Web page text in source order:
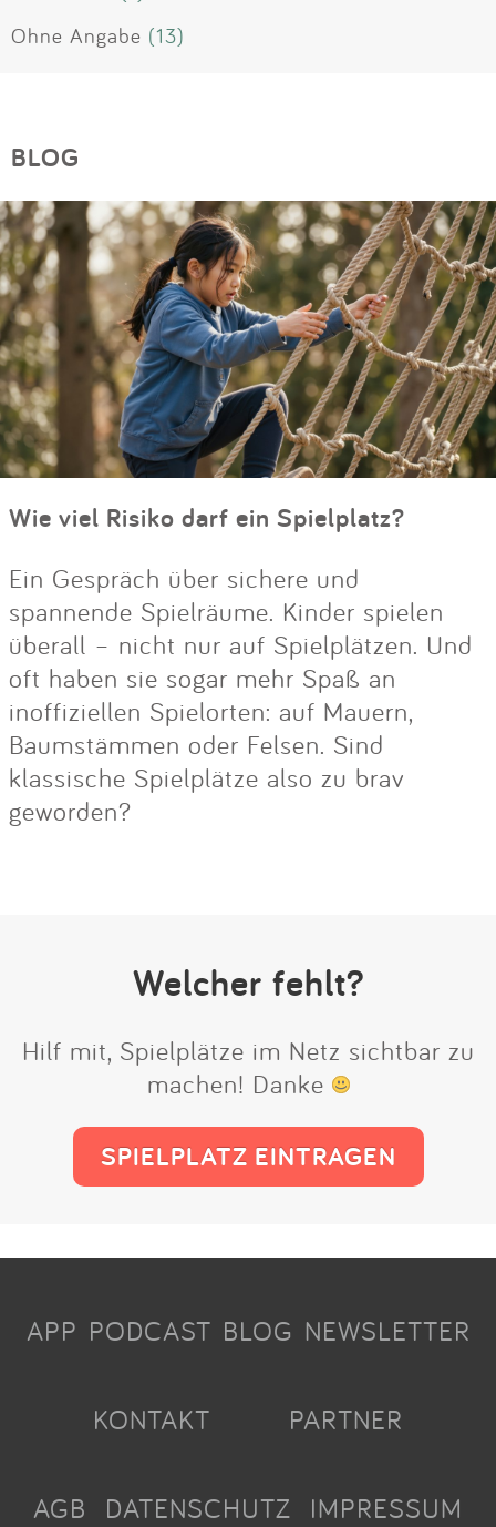
Ohne Angabe (13)
BLOG
Wie viel Risiko darf ein Spielplatz?
Ein Gespräch über sichere und
spannende Spielräume. Kinder spielen
überall – nicht nur auf Spielplätzen. Und
oft haben sie sogar mehr Spaß an
inoffiziellen Spielorten: auf Mauern,
Baumstämmen oder Felsen. Sind
klassische Spielplätze also zu brav
geworden?
Welcher fehlt?
Hilf mit, Spielplätze im Netz sichtbar zu
machen! Danke
SPIELPLATZ EINTRAGEN
APP PODCAST BLOG NEWSLETTER
KONTAKT PARTNER
AGB DATENSCHUTZ IMPRESSUM